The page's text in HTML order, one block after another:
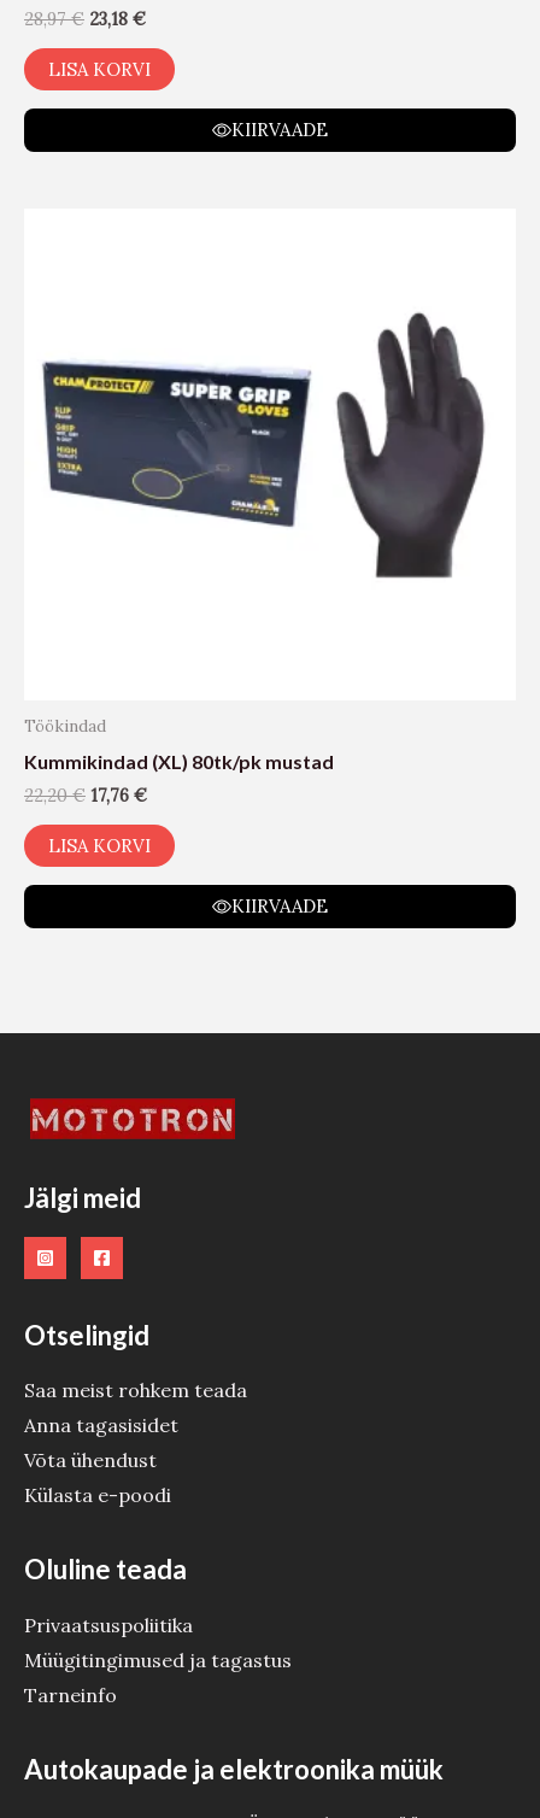
28,97€ 23,18 €
LISA KORVI
KIIRVAADE
Töökindad
Kummikindad (XL) 80tk/pk mustad
22,20€ 17,76 €
LISA KORVI
KIIRVAADE
Jälgi meid
Otselingid
Saa meist rohkem teada
Anna tagasisidet
Võta ühendust
Külasta e-poodi
Oluline teada
Privaatsuspoliitika
Müügitingimused ja tagastus
Tarneinfo
Autokaupade ja elektroonika müük